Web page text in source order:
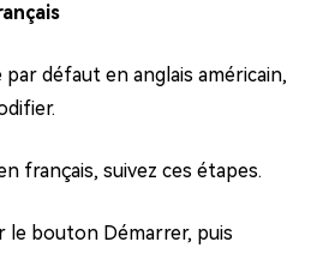
défaut en anglais américain,
français, suivez ces étapes.
le bouton Démarrer, puis